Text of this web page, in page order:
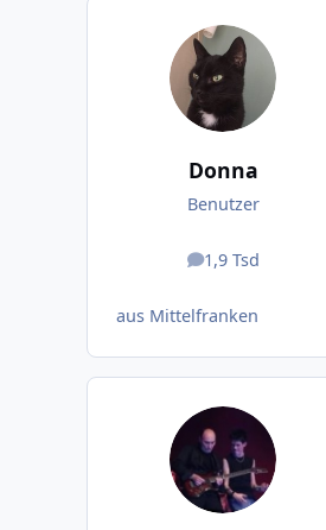
Donna
Benutzer
1,9 Tsd
Beiträge
aus Mittelfranken